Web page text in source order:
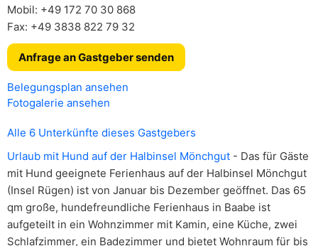
Mobil: +49 172 70 30 868
Fax: +49 3838 822 79 32
Anfrage an Gastgeber senden
Belegungsplan ansehen
Fotogalerie ansehen
Alle 6 Unterkünfte dieses Gastgebers
Urlaub mit Hund auf der Halbinsel Mönchgut - Das für Gäste
mit Hund geeignete Ferienhaus auf der Halbinsel Mönchgut
(Insel Rügen) ist von Januar bis Dezember geöffnet. Das 65
qm große, hundefreundliche Ferienhaus in Baabe ist
aufgeteilt in ein Wohnzimmer mit Kamin, eine Küche, zwei
Schlafzimmer, ein Badezimmer und bietet Wohnraum für bis